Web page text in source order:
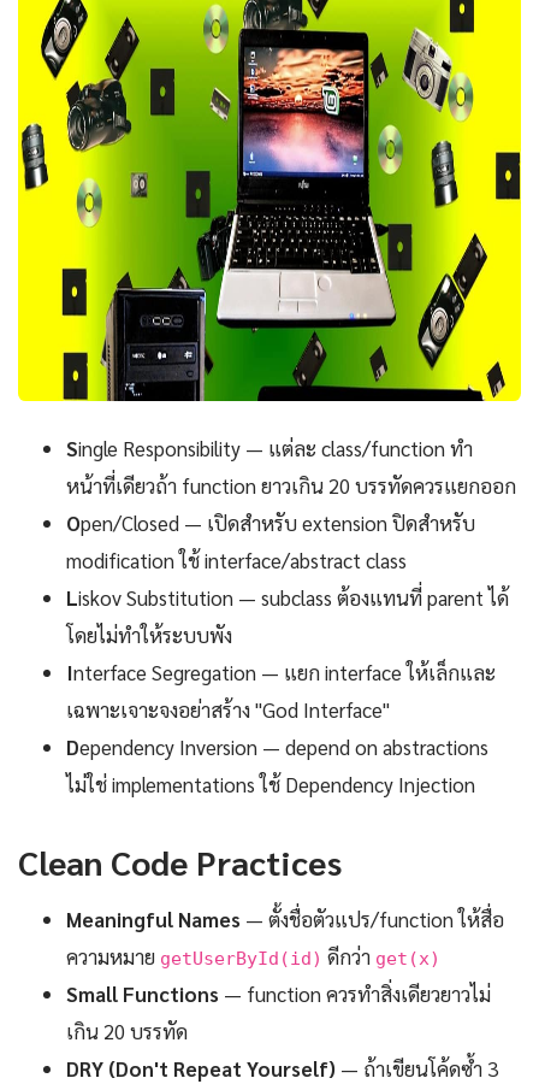
Single Responsibility — แต่ละ class/function ทำ
หน้าที่เดียวถ้า function ยาวเกิน 20 บรรทัดควรแยกออก
Open/Closed — เปิดสำหรับ extension ปิดสำหรับ
modification ใช้ interface/abstract class
Liskov Substitution — subclass ต้องแทนที่ parent ได้
โดยไม่ทำให้ระบบพัง
Interface Segregation — แยก interface ให้เล็กและ
เฉพาะเจาะจงอย่าสร้าง "God Interface"
Dependency Inversion — depend on abstractions
ไม่ใช่ implementations ใช้ Dependency Injection
Clean Code Practices
Meaningful Names — ตั้งชื่อตัวแปร/function ให้สื่อ
ความหมาย getUserById(id) ดีกว่า get(x)
Small Functions — function ควรทำสิ่งเดียวยาวไม่
เกิน 20 บรรทัด
DRY (Don't Repeat Yourself) — ถ้าเขียนโค้ดซ้ำ 3